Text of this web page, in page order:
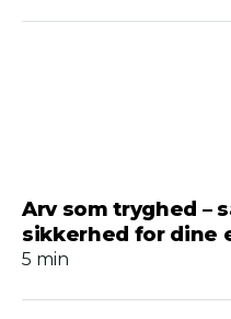
Arv som tryghed –
sikkerhed for dine
5 min